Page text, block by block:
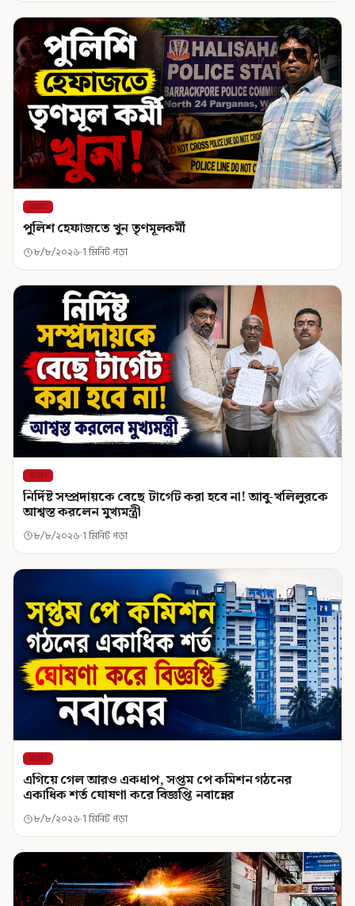
রাজ্য
পুলিশ হেফাজতে খুন তৃণমূলকর্মী
৮/৮/২০২৬ 1 মিনিট পড়া
রাজ্য
নির্দিষ্ট সম্প্রদায়কে বেছে টার্গেট করা হবে না! আবু-খলিলুরকে
আশ্বস্ত করলেন মুখ্যমন্ত্রী
৮/৮/২০২৬ 1 মিনিট পড়া
রাজ্য
এগিয়ে গেল আরও একধাপ, সপ্তম পে কমিশন গঠনের
একাধিক শর্ত ঘোষণা করে বিজ্ঞপ্তি নবান্নের
৮/৮/২০২৬ 1 মিনিট পড়া